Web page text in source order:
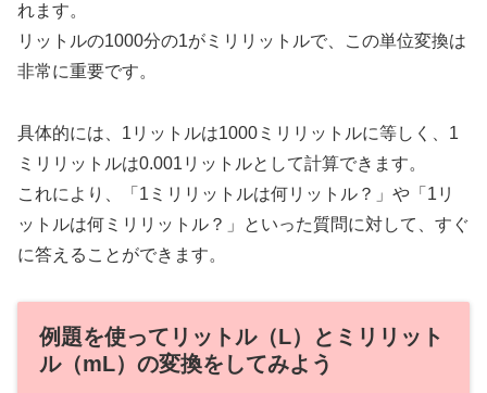
れます。
リットルの1000分の1がミリリットルで、この単位変換は
非常に重要です。
具体的には、1リットルは1000ミリリットルに等しく、1
ミリリットルは0.001リットルとして計算できます。
これにより、「1ミリリットルは何リットル？」や「1リ
ットルは何ミリリットル？」といった質問に対して、すぐ
に答えることができます。
例題を使ってリットル（L）とミリリット
ル（mL）の変換をしてみよう